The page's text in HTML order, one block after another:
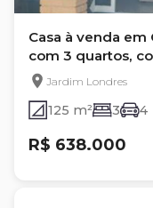
Casa à venda
com 3 quartos,
Jardim Londres
125 m² 3 4
R$ 638.000